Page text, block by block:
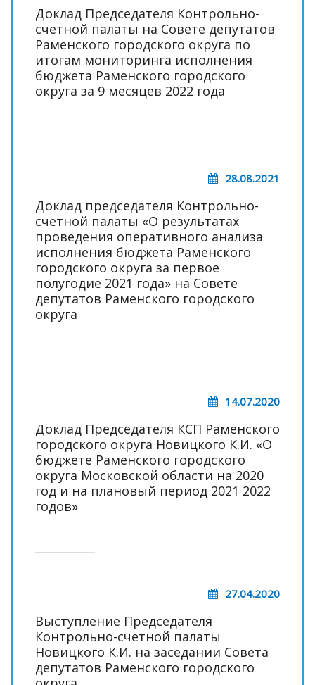
Доклад Председателя Контрольно-
счетной палаты на Совете депутатов
Раменского городского округа по
итогам мониторинга исполнения
бюджета Раменского городского
округа за 9 месяцев 2022 года
28.08.2021
Доклад председателя Контрольно-
счетной палаты «О результатах
проведения оперативного анализа
исполнения бюджета Раменского
городского округа за первое
полугодие 2021 года» на Совете
депутатов Раменского городского
округа
14.07.2020
Доклад Председателя КСП Раменского
городского округа Новицкого К.И. «О
бюджете Раменского городского
округа Московской области на 2020
год и на плановый период 2021 2022
годов»
27.04.2020
Выступление Председателя
Контрольно-счетной палаты
Новицкого К.И. на заседании Совета
депутатов Раменского городского